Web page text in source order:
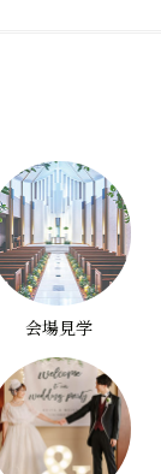
会場見学